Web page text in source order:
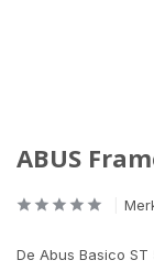
ABUS
De Abus Basico